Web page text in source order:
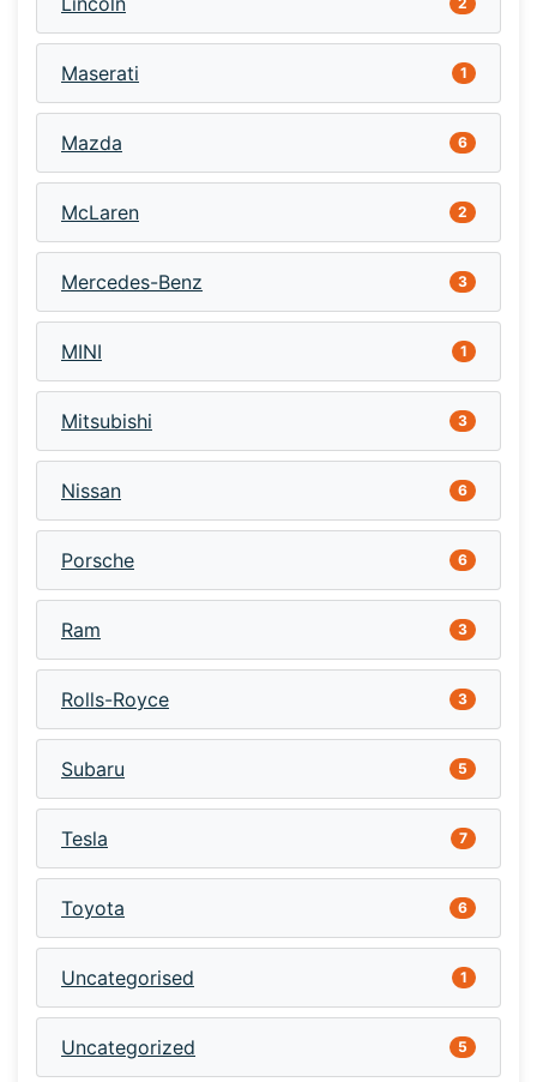
Maserati 1
Mazda 6
McLaren 2
Mercedes-Benz 3
MINI 1
Mitsubishi 3
Nissan 6
Porsche 6
Ram 3
Rolls-Royce 3
Subaru 5
Tesla 7
Toyota 6
Uncategorised 1
Uncategorized 5